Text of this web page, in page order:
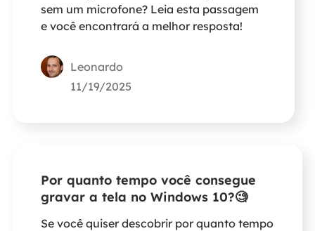
sem um microfone? Leia esta passagem
e você encontrará a melhor resposta!
Leonardo
11/19/2025
Por quanto tempo você consegue
gravar a tela no Windows 10?🧐
Se você quiser descobrir por quanto tempo